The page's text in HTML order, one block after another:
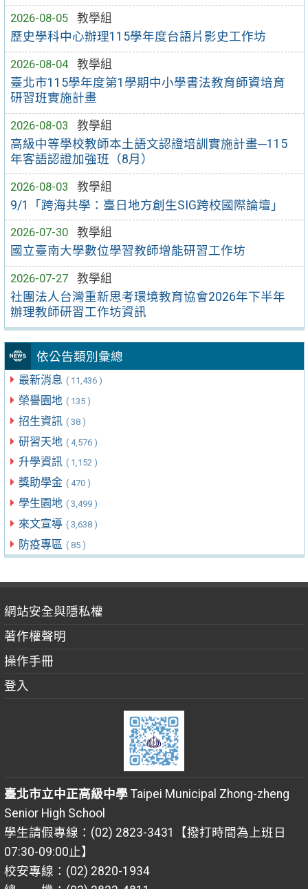
2026-08-05
教學組
歷史學科中心辦理115學年度台語片影史工作坊
2026-08-04
教學組
臺北市115學年度第1學期中小學書法教育師資培育
研習班實施計畫
2026-08-03
教學組
高級中等學校教師本土語文認證培訓實施計畫─115
年客語認證加強班（8月）
2026-08-03
教學組
9/1「跨海共學：臺日地方創生SIG跨校國際論壇」
2026-07-30
教學組
國立臺南大學數位學習教師增能研習工作坊
2026-07-27
教學組
社團法人台灣重新思考環境教育協會2026年下半年
辦理教師研習工作坊資訊
依公告類別彙總
最新消息 ( 11,436 )
榮譽園地 ( 135 )
招生資訊 ( 38 )
研習天地 ( 4,576 )
升學資訊 ( 1,152 )
獎助學金 ( 470 )
學生園地 ( 3,499 )
來文宣導 ( 3,638 )
防疫專區 ( 85 )
網站安全與隱私權
著作權聲明
操作手冊
登入
臺北市立中正高級中學Taipei Municipal Zhong-zheng
Senior High School
學生請假專線：(02) 2823-3431【撥打時間為上班日
07:30-09:00止】
校安專線：(02) 2820-1934